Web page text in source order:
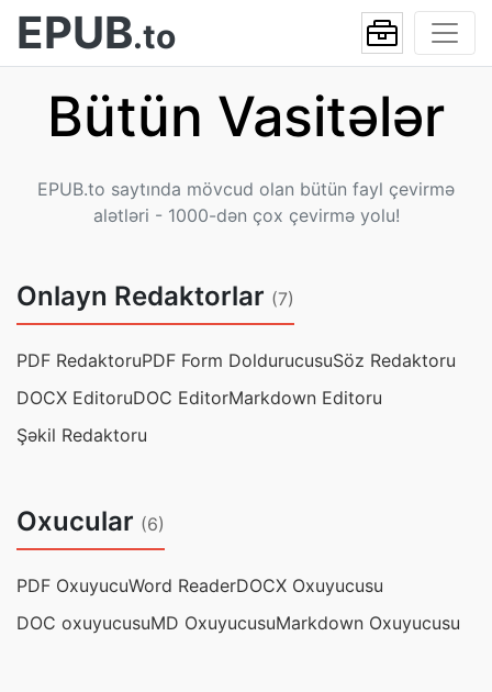
EPUB.to
Bütün Vasitələr
EPUB.to saytında mövcud olan bütün fayl çevirmə
alətləri - 1000-dən çox çevirmə yolu!
Onlayn Redaktorlar (7)
PDF RedaktoruPDF Form DoldurucusuSöz Redaktoru
DOCX EditoruDOC EditorMarkdown Editoru
Şəkil Redaktoru
Oxucular (6)
PDF OxuyucuWord ReaderDOCX Oxuyucusu
DOC oxuyucusuMD OxuyucusuMarkdown Oxuyucusu